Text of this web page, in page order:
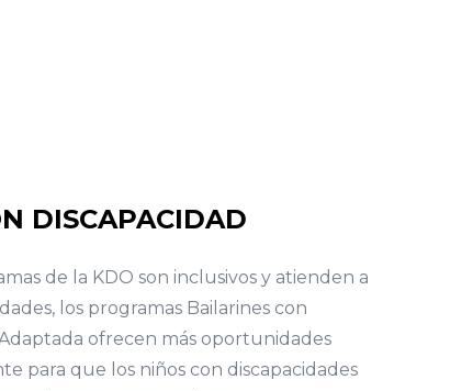
DISCAPACIDAD
de la KDO son inclusivos y atienden a
los programas Bailarines con
ofrecen más oportunidades
para que los niños con discapacidades